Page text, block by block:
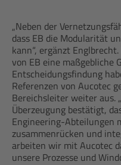
„Neben der
dass EB die Modularität
kann“, ergänzt
von EB eine maßgebliche
Entscheidungsfindung
Referenzen von Aucotec
Bereichsleiter weiter aus.
Überzeugung bestätigt,
Engineering-Abteilungen
zusammenrücken und
arbeiten wir mit Aucotec
unsere Prozesse und